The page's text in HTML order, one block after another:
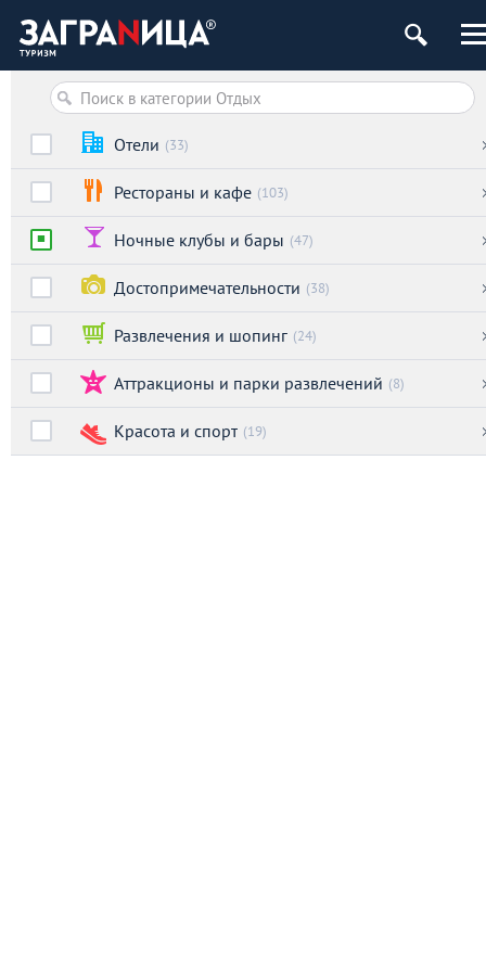
Отели (33)
Рестораны и кафе (103)
Ночные клубы и бары (47)
Достопримечательности (38)
Развлечения и шопинг (24)
Аттракционы и парки развлечений (8)
Красота и спорт (19)